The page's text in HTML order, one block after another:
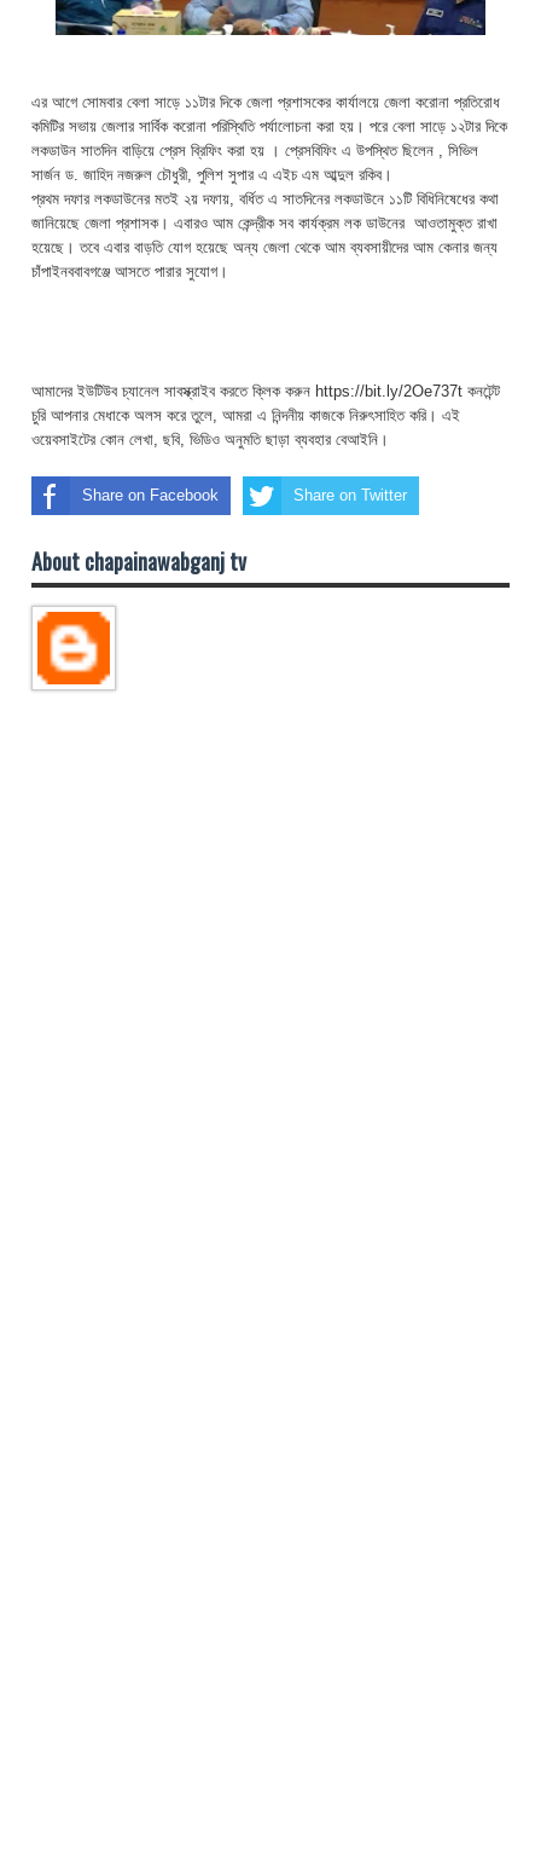
এর আগে সোমবার বেলা সাড়ে ১১টার দিকে জেলা প্রশাসকের কার্যালয়ে জেলা করোনা প্রতিরোধ
কমিটির সভায় জেলার সার্বিক করোনা পরিস্থিতি পর্যালোচনা করা হয়। পরে বেলা সাড়ে ১২টার দিকে
লকডাউন সাতদিন বাড়িয়ে প্রেস ব্রিফিং করা হয় । প্রেসবিফিং এ উপস্থিত ছিলেন , সিভিল
সার্জন ড. জাহিদ নজরুল চৌধুরী, পুলিশ সুপার এ এইচ এম আব্দুল রকিব।
প্রথম দফার লকডাউনের মতই ২য় দফায়, বর্ধিত এ সাতদিনের লকডাউনে ১১টি বিধিনিষেধের কথা
জানিয়েছে জেলা প্রশাসক। এবারও আম কেন্দ্রীক সব কার্যক্রম লক ডাউনের আওতামুক্ত রাখা
হয়েছে। তবে এবার বাড়তি যোগ হয়েছে অন্য জেলা থেকে আম ব্যবসায়ীদের আম কেনার জন্য
চাঁপাইনববাবগঞ্জে আসতে পারার সুযোগ।
আমাদের ইউটিউব চ্যানেল সাবস্ক্রাইব করতে ক্লিক করুন https://bit.ly/2Oe737t কনটেন্ট
চুরি আপনার মেধাকে অলস করে তুলে, আমরা এ নিন্দনীয় কাজকে নিরুৎসাহিত করি। এই
ওয়েবসাইটের কোন লেখা, ছবি, ভিডিও অনুমতি ছাড়া ব্যবহার বেআইনি।
Share on Facebook Share on Twitter
About chapainawabganj tv